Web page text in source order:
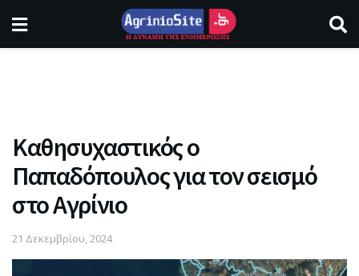
Καθησυχαστικός ο
Παπαδόπουλος για τον σεισμό
στο Αγρίνιο
21 Δεκεμβρίου, 2024